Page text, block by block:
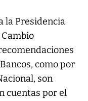
la Presidencia
como por
son
cuentas por el